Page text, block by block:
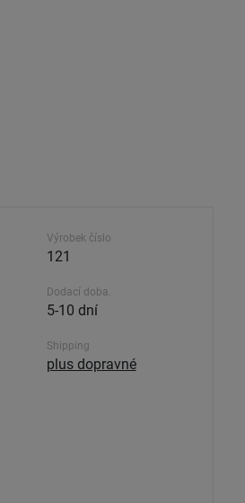
Výrobek číslo
121
Dodací doba.
5-10 dní
Shipping
plus dopravné